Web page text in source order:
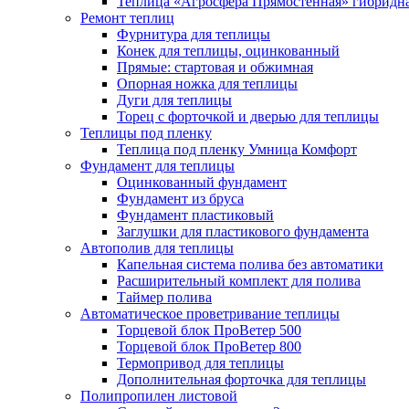
Ремонт теплиц
Фурнитура для теплицы
Конек для теплицы, оцинкованный
Прямые: стартовая и обжимная
Опорная ножка для теплицы
Дуги для теплицы
Торец с форточкой и дверью для теплицы
Теплицы под пленку
Теплица под пленку Умница Комфорт
Фундамент для теплицы
Оцинкованный фундамент
Фундамент из бруса
Фундамент пластиковый
Заглушки для пластикового фундамента
Автополив для теплицы
Капельная система полива без автоматики
Расширительный комплект для полива
Таймер полива
Автоматическое проветривание теплицы
Торцевой блок ПроВетер 500
Торцевой блок ПроВетер 800
Термопривод для теплицы
Дополнительная форточка для теплицы
Полипропилен листовой